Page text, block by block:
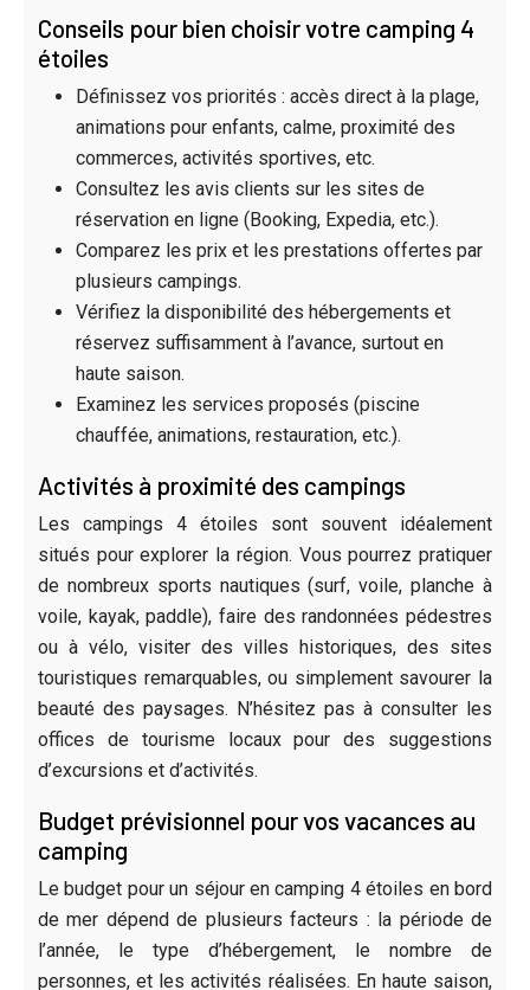
Conseils pour bien choisir votre camping 4
étoiles
Définissez vos priorités : accès direct à la plage,
animations pour enfants, calme, proximité des
commerces, activités sportives, etc.
Consultez les avis clients sur les sites de
réservation en ligne (Booking, Expedia, etc.).
Comparez les prix et les prestations offertes par
plusieurs campings.
Vérifiez la disponibilité des hébergements et
réservez suffisamment à l’avance, surtout en
haute saison.
Examinez les services proposés (piscine
chauffée, animations, restauration, etc.).
Activités à proximité des campings
Les campings 4 étoiles sont souvent idéalement
situés pour explorer la région. Vous pourrez pratiquer
de nombreux sports nautiques (surf, voile, planche à
voile, kayak, paddle), faire des randonnées pédestres
ou à vélo, visiter des villes historiques, des sites
touristiques remarquables, ou simplement savourer la
beauté des paysages. N’hésitez pas à consulter les
offices de tourisme locaux pour des suggestions
d’excursions et d’activités.
Budget prévisionnel pour vos vacances au
camping
Le budget pour un séjour en camping 4 étoiles en bord
de mer dépend de plusieurs facteurs : la période de
l’année, le type d’hébergement, le nombre de
personnes, et les activités réalisées. En haute saison,